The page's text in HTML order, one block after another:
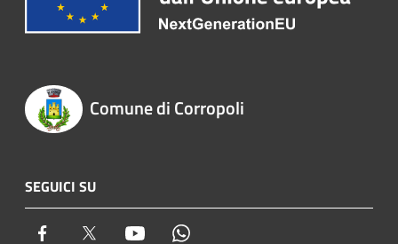
Comune di Corropoli
SEGUICI SU
Facebook Twitter Youtube